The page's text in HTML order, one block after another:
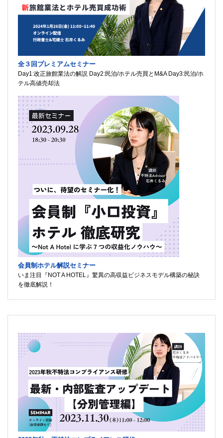
全３回プレミアムセミナー
Day1:改正旅館業法の解説 Day2:民泊/ホテル売買とM&A Day3:民泊/ホ
テル高値売却法
会員制ホテル解説セミナー
いま注目『NOT A HOTEL』驚異の高収益ビジネスモデル構築の秘訣
を徹底解説！